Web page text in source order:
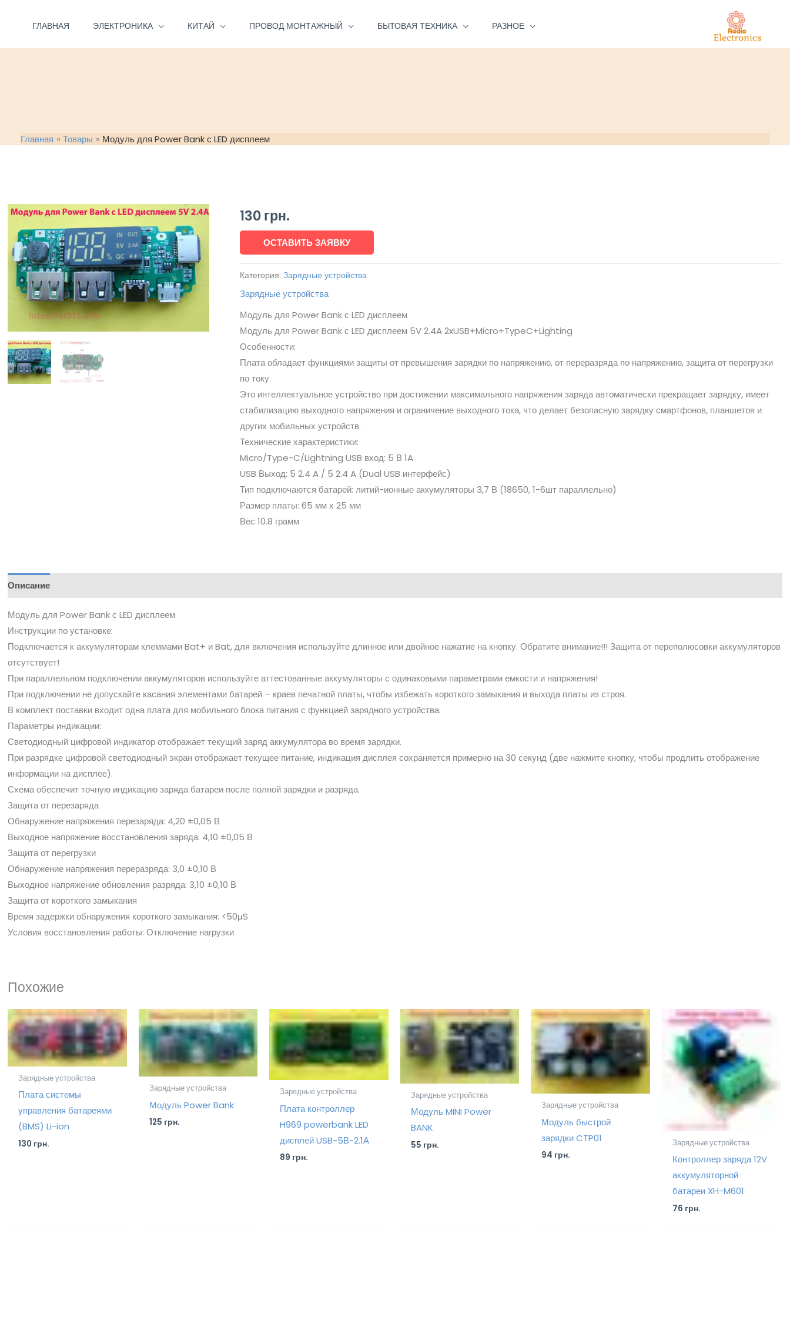
ГЛАВНАЯ ЭЛЕКТРОНИКА КИТАЙ ПРОВОД МОНТАЖНЫЙ БЫТОВАЯ ТЕХНИКА РАЗНОЕ
Главная Товары Модуль для Power Bank с LED дисплеем
130грн.
ОСТАВИТЬ ЗАЯВКУ
Категория:Зарядные устройства
Зарядные устройства
Модуль для Power Bank с LED дисплеем
Модуль для Power Bank с LED дисплеем 5V 2.4A 2xUSB+Micro+TypeC+Lighting
Особенности:
Плата обладает функциями защиты от превышения зарядки по напряжению, от переразряда по напряжению, защита от перегрузки
по току.
Это интеллектуальное устройство при достижении максимального напряжения заряда автоматически прекращает зарядку, имеет
стабилизацию выходного напряжения и ограничение выходного тока, что делает безопасную зарядку смартфонов, планшетов и
других мобильных устройств.
Технические характеристики:
Micro/Type-C/Lightning USB вход: 5 В 1A
USB Выход: 5 2.4 A / 5 2.4 A (Dual USB интерфейс)
Тип подключаются батарей: литий-ионные аккумуляторы 3,7 В (18650, 1-6шт параллельно)
Размер платы: 65 мм х 25 мм
Вес 10.8 грамм
Описание
Модуль для Power Bank с LED дисплеем
Инструкции по установке:
Подключается к аккумуляторам клеммами Bat+ и Bat, для включения используйте длинное или двойное нажатие на кнопку. Обратите внимание!!! Защита от переполюсовки аккумуляторов
отсутствует!
При параллельном подключении аккумуляторов используйте аттестованные аккумуляторы с одинаковыми параметрами емкости и напряжения!
При подключении не допускайте касания элементами батарей – краев печатной платы, чтобы избежать короткого замыкания и выхода платы из строя.
В комплект поставки входит одна плата для мобильного блока питания с функцией зарядного устройства.
Параметры индикации:
Светодиодный цифровой индикатор отображает текущий заряд аккумулятора во время зарядки.
При разрядке цифровой светодиодный экран отображает текущее питание, индикация дисплея сохраняется примерно на 30 секунд (две нажмите кнопку, чтобы продлить отображение
информации на дисплее).
Схема обеспечит точную индикацию заряда батареи после полной зарядки и разряда.
Защита от перезаряда
Обнаружение напряжения перезаряда: 4,20 ±0,05 В
Выходное напряжение восстановления заряда: 4,10 ±0,05 В
Защита от перегрузки
Обнаружение напряжения переразряда: 3,0 ±0,10 В
Выходное напряжение обновления разряда: 3,10 ±0,10 В
Защита от короткого замыкания
Время задержки обнаружения короткого замыкания: <50μS
Условия восстановления работы: Отключение нагрузки
Похожие
Зарядные устройства
Плата системы
управления батареями
(BMS) Li-ion
130 грн.
Зарядные устройства
Модуль Power Bank
125 грн.
Зарядные устройства
Плата контроллер
H969 powerbank LED
дисплей USB-5В-2.1А
89 грн.
Зарядные устройства
Модуль MINI Power
BANK
55 грн.
Зарядные устройства
Модуль быстрой
зарядки CTP01
94 грн.
Зарядные устройства
Контроллер заряда 12V
аккумуляторной
батареи XH-M601
76 грн.